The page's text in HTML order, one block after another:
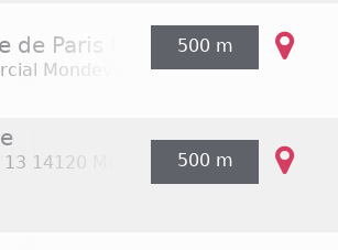
de Paris Centre Commercial
Mondeville 214120 Mondeville
500 m
13 14120 Mondeville500 m